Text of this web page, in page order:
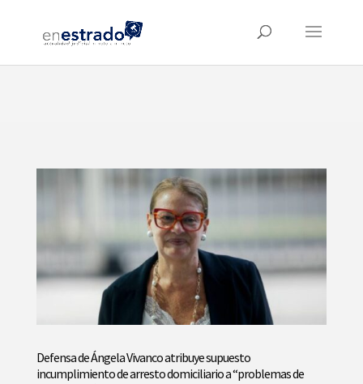
⚠️ Hosting plan for this site has expired.
avoid service disruption.
Defensa de Ángela Vivanco atribuye supuesto
incumplimiento de arresto domiciliario a “problemas de